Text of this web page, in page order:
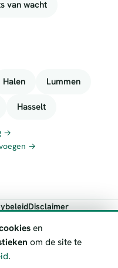
van wacht
Halen Lummen
Hasselt
→
→
Disclaimer
informatie ter oriëntatie.
altijd de actuele
en
om de site te
.